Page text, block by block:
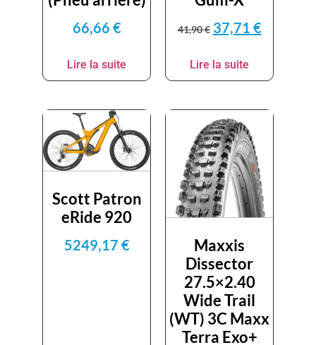
66,66 €
Lire la suite
41,90€ 37,71 €
Lire la suite
Scott Patron
eRide 920
5249,17 €
Maxxis
Dissector
27.5×2.40
Wide Trail
(WT) 3C Maxx
Terra Exo+